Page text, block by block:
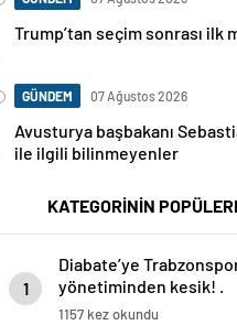
Trump’tan seçim sonrası ilk
GÜNDEM 07 Ağustos 2026
Avusturya başbakanı
ile ilgili bilinmeyenler
KATEGORİNİN
1
Diabate’ye
yönetiminden kesik! .
1157 kez okundu